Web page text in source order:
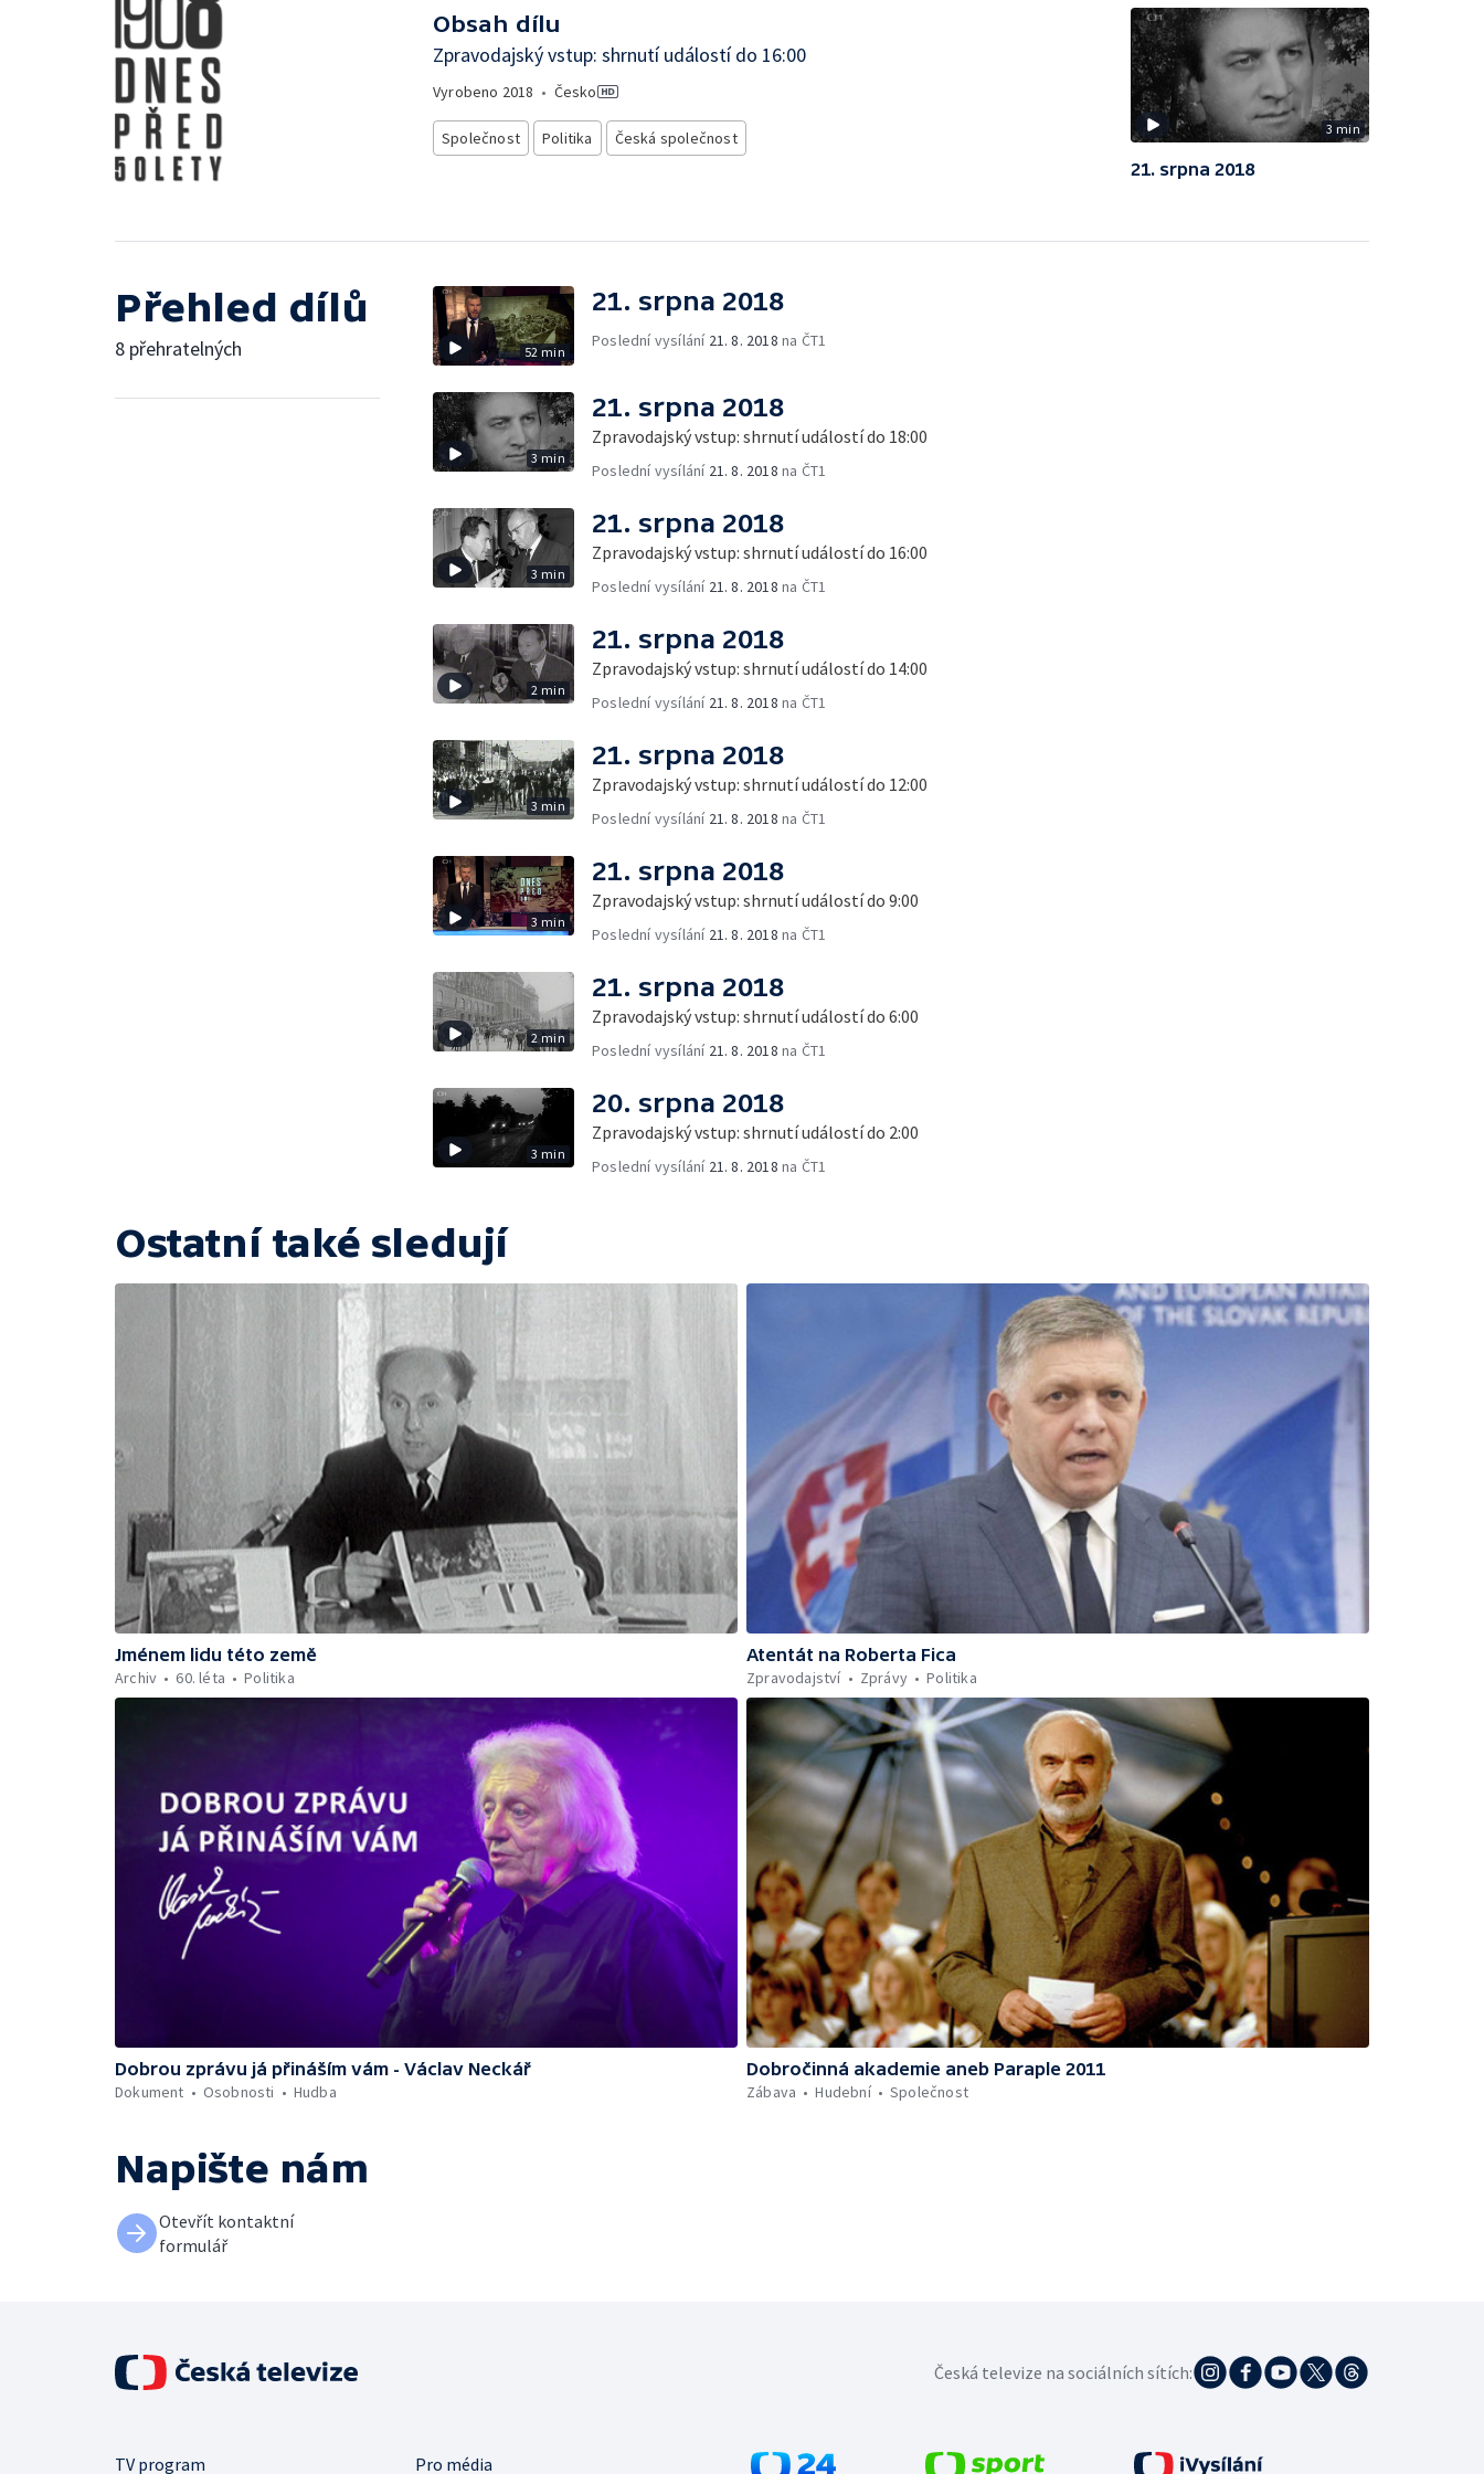
Obsah dílu
Zpravodajský vstup: shrnutí událostí do 16:00
Vyrobeno 2018 • Česko
Společnost Politika Česká společnost 3 min
21. srpna 2018
Přehled dílů
8 přehratelných 52 min
21. srpna 2018
Poslední vysílání 21. 8. 2018 na ČT1
3 min
21. srpna 2018
Zpravodajský vstup: shrnutí událostí do 18:00
Poslední vysílání 21. 8. 2018 na ČT1
3 min
21. srpna 2018
Zpravodajský vstup: shrnutí událostí do 16:00
Poslední vysílání 21. 8. 2018 na ČT1
2 min
21. srpna 2018
Zpravodajský vstup: shrnutí událostí do 14:00
Poslední vysílání 21. 8. 2018 na ČT1
3 min
21. srpna 2018
Zpravodajský vstup: shrnutí událostí do 12:00
Poslední vysílání 21. 8. 2018 na ČT1
3 min
21. srpna 2018
Zpravodajský vstup: shrnutí událostí do 9:00
Poslední vysílání 21. 8. 2018 na ČT1
2 min
21. srpna 2018
Zpravodajský vstup: shrnutí událostí do 6:00
Poslední vysílání 21. 8. 2018 na ČT1
3 min
20. srpna 2018
Zpravodajský vstup: shrnutí událostí do 2:00
Poslední vysílání 21. 8. 2018 na ČT1
Ostatní také sledují
Jménem lidu této země
Archiv
60. léta Politika
Atentát na Roberta Fica
Zpravodajství
Zprávy Politika
Dobrou zprávu já přináším vám - Václav Neckář
Dokument
Osobnosti Hudba
Dobročinná akademie aneb Paraple 2011
Zábava
Hudební Společnost
Napište nám
Otevřít kontaktní
formulář
TV program Pro média
Česká televize na sociálních sítích: